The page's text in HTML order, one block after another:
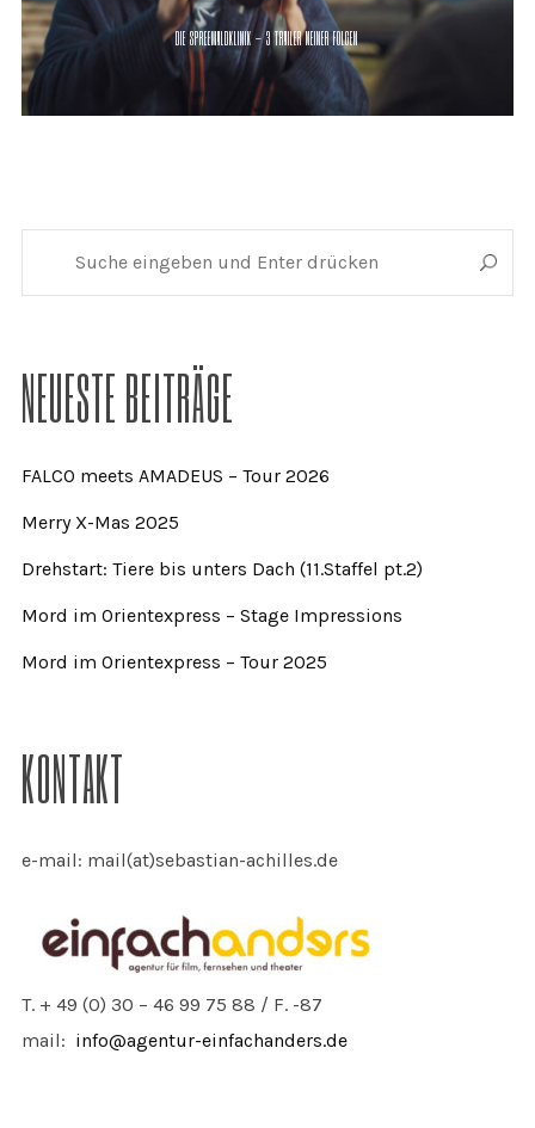
DIE SPREEWALDKLINIK – 3 TRAILER MEINER FOLGEN
NEUESTE BEITRÄGE
FALCO meets AMADEUS – Tour 2026
Merry X-Mas 2025
Drehstart: Tiere bis unters Dach (11.Staffel pt.2)
Mord im Orientexpress – Stage Impressions
Mord im Orientexpress – Tour 2025
KONTAKT
e-mail: mail(at)sebastian-achilles.de
T. + 49 (0) 30 – 46 99 75 88 / F. -87
mail: info@agentur-einfachanders.de